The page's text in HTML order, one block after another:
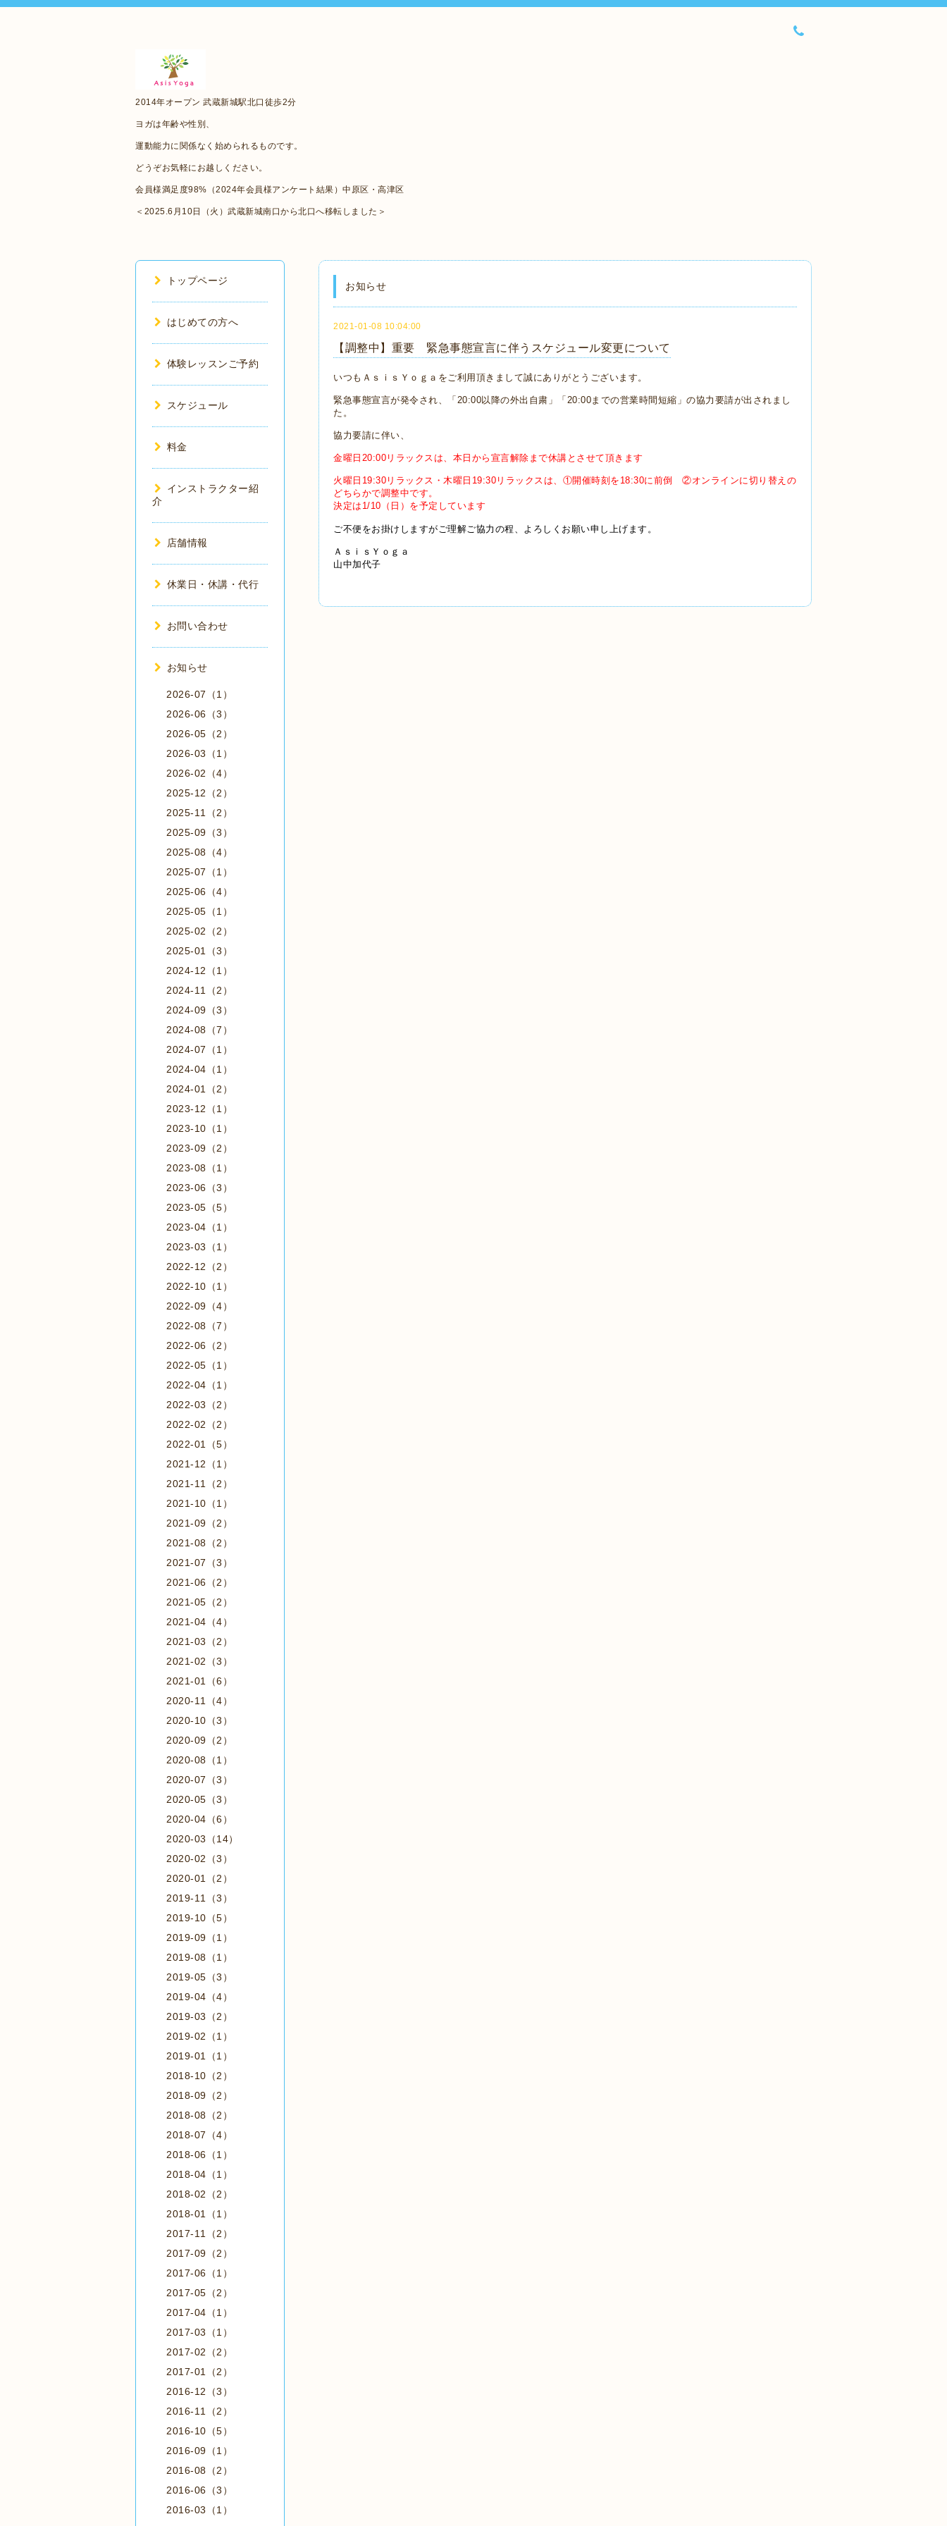
2014年オープン 武蔵新城駅北口徒歩2分
ヨガは年齢や性別、
運動能力に関係なく始められるものです。
どうぞお気軽にお越しください。
会員様満足度98%（2024年会員様アンケート結果）中原区・高津区
＜2025.6月10日（火）武蔵新城南口から北口へ移転しました＞
お知らせ
2021-01-08 10:04:00
【調整中】重要 緊急事態宣言に伴うスケジュール変更について
いつもＡｓｉｓＹｏｇａをご利用頂きまして誠にありがとうございます。
緊急事態宣言が発令され、「20:00以降の外出自粛」「20:00までの営業時間短縮」の協力要請が出されまし
た。
協力要請に伴い、
金曜日20:00リラックスは、本日から宣言解除まで休講とさせて頂きます
火曜日19:30リラックス・木曜日19:30リラックスは、①開催時刻を18:30に前倒 ②オンラインに切り替えの
どちらかで調整中です。
決定は1/10（日）を予定しています
ご不便をお掛けしますがご理解ご協力の程、よろしくお願い申し上げます。
ＡｓｉｓＹｏｇａ
山中加代子
トップページ
はじめての方へ
体験レッスンご予約
スケジュール
料金
インストラクター紹
介
店舗情報
休業日・休講・代行
お問い合わせ
お知らせ
2026-07（1）
2026-06（3）
2026-05（2）
2026-03（1）
2026-02（4）
2025-12（2）
2025-11（2）
2025-09（3）
2025-08（4）
2025-07（1）
2025-06（4）
2025-05（1）
2025-02（2）
2025-01（3）
2024-12（1）
2024-11（2）
2024-09（3）
2024-08（7）
2024-07（1）
2024-04（1）
2024-01（2）
2023-12（1）
2023-10（1）
2023-09（2）
2023-08（1）
2023-06（3）
2023-05（5）
2023-04（1）
2023-03（1）
2022-12（2）
2022-10（1）
2022-09（4）
2022-08（7）
2022-06（2）
2022-05（1）
2022-04（1）
2022-03（2）
2022-02（2）
2022-01（5）
2021-12（1）
2021-11（2）
2021-10（1）
2021-09（2）
2021-08（2）
2021-07（3）
2021-06（2）
2021-05（2）
2021-04（4）
2021-03（2）
2021-02（3）
2021-01（6）
2020-11（4）
2020-10（3）
2020-09（2）
2020-08（1）
2020-07（3）
2020-05（3）
2020-04（6）
2020-03（14）
2020-02（3）
2020-01（2）
2019-11（3）
2019-10（5）
2019-09（1）
2019-08（1）
2019-05（3）
2019-04（4）
2019-03（2）
2019-02（1）
2019-01（1）
2018-10（2）
2018-09（2）
2018-08（2）
2018-07（4）
2018-06（1）
2018-04（1）
2018-02（2）
2018-01（1）
2017-11（2）
2017-09（2）
2017-06（1）
2017-05（2）
2017-04（1）
2017-03（1）
2017-02（2）
2017-01（2）
2016-12（3）
2016-11（2）
2016-10（5）
2016-09（1）
2016-08（2）
2016-06（3）
2016-03（1）